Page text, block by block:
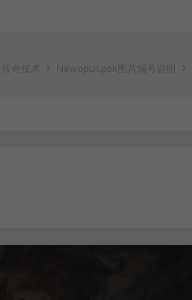
传奇技术 NewopUI.pak图片编号说明